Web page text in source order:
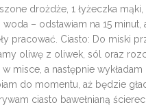
drożdże, 1 łyżeczka mąki,
woda – odstawiam na 15
pracować. Ciasto: Do miski
oliwę z oliwek, sól oraz
w misce, a następnie
do momentu, aż będzie
ciasto bawełnianą